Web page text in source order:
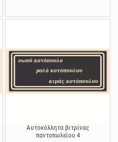
Αυτοκόλλητα βιτρίνας
παντοπωλείου 4